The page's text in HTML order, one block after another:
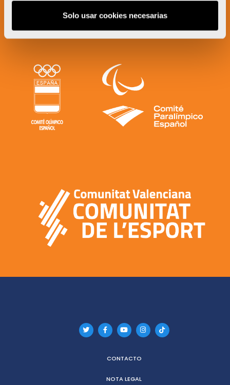
Solo usar cookies necesarias
CONTACTO
NOTA LEGAL